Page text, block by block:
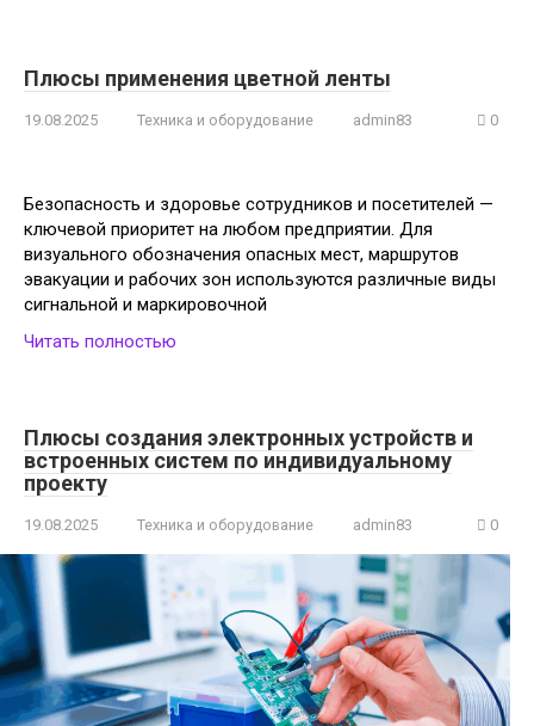
Плюсы применения цветной ленты
19.08.2025 Техника и оборудование admin83 0
Безопасность и здоровье сотрудников и посетителей —
ключевой приоритет на любом предприятии. Для
визуального обозначения опасных мест, маршрутов
эвакуации и рабочих зон используются различные виды
сигнальной и маркировочной
Читать полностью
Плюсы создания электронных устройств и
встроенных систем по индивидуальному
проекту
19.08.2025 Техника и оборудование admin83 0